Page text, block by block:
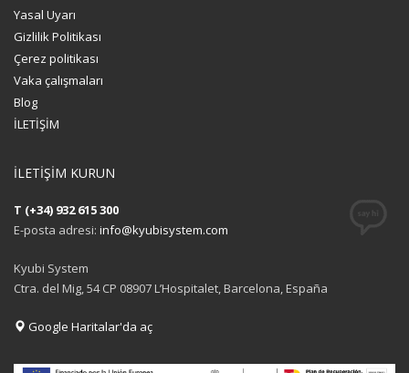
Yasal Uyarı
Gizlilik Politikası
Çerez politikası
Vaka çalışmaları
Blog
İLETİŞİM
İLETİŞİM KURUN
T (+34) 932 615 300
E-posta adresi: info@kyubisystem.com
Kyubi System
Ctra. del Mig, 54 CP 08907 L’Hospitalet, Barcelona, España
Google Haritalar'da aç